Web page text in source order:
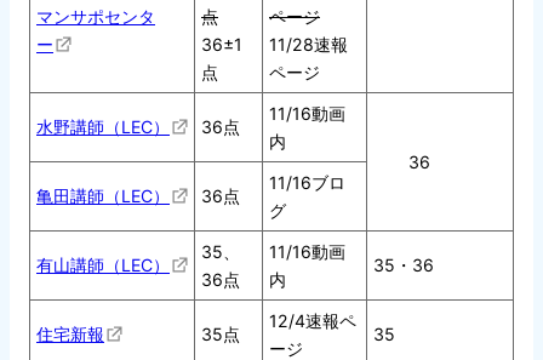
マンサポセンタ
ー
点
36±1
点
ページ
11/28速報
ページ
水野講師（LEC） 36点
11/16動画
内
36
亀田講師（LEC）
36点
11/16ブロ
グ
有山講師（LEC）
35、
36点
11/16動画
内
35・36
住宅新報 35点
12/4速報ペ
ージ
35